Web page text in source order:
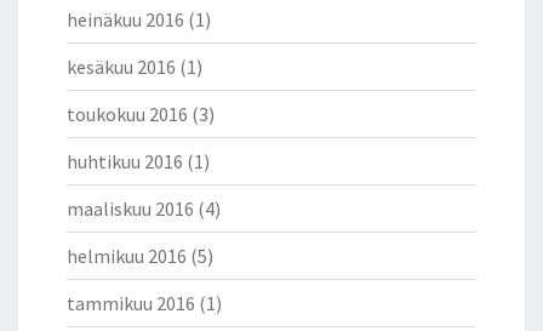
heinäkuu 2016 (1)
kesäkuu 2016 (1)
toukokuu 2016 (3)
huhtikuu 2016 (1)
maaliskuu 2016 (4)
helmikuu 2016 (5)
tammikuu 2016 (1)